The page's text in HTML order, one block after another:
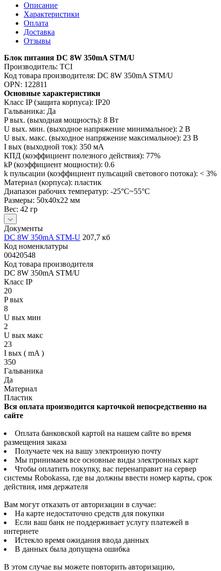
Описание
Характеристики
Оплата
Доставка
Отзывы
Блок питания DC 8W 350mA STM/U
Производитель: TCI
Код товара производителя: DC 8W 350mA STM/U
OPN: 122811
Основные характеристики
Класс IP (защита корпуса): IP20
Гальваника: Да
P вых. (выходная мощность): 8 Вт
U вых. мин. (выходное напряжение минимальное): 2 В
U вых. макс. (выходное напряжение максимальное): 23 В
I вых (выходной ток): 350 мА
КПД (коэффициент полезного действия): 77%
kP (коэффициент мощности): 0.6
k пульсации (коэффициент пульсаций светового потока): < 3%
Материал (корпуса): пластик
Диапазон рабочих температур: -25°С~55°С
Размеры: 50х40х22 мм
Вес: 42 гр
Документы
DC 8W 350mA STM-U 207,7 кб
Код номенклатуры
00420548
Код товара производителя
DC 8W 350mA STM/U
Класс IP
20
P вых
8
U вых мин
2
U вых макс
23
I вых ( mA )
350
Гальваника
Да
Материал
Пластик
Вся оплата производится карточкой непосредственно на
сайте
Оплата банковской картой на нашем сайте во время
размещения заказа
Получаете чек на вашу электронную почту
Мы принимаем все основные виды электронных карт
Чтобы оплатить покупку, вас перенаправит на сервер
системы Robokassa, где вы должны ввести номер карты, срок
действия, имя держателя
Вам могут отказать от авторизации в случае:
На карте недостаточно средств для покупки
Если ваш банк не поддерживает услугу платежей в
интернете
Истекло время ожидания ввода данных
В данных была допущена ошибка
В этом случае вы можете повторить авторизацию,